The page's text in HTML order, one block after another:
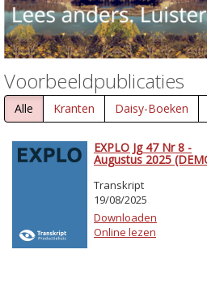
Voorbeeldpublicaties
Alle Kranten Daisy-Boeken
EXPLO Jg 47 Nr 8 -
Augustus 2025
Transkript
19/08/2025
Downloaden
Online lezen